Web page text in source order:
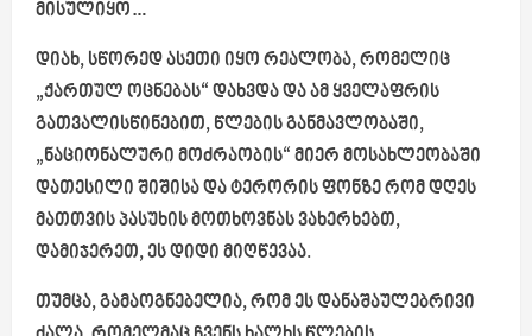
მისულიყო…
დიახ, სწორედ ასეთი იყო რეალობა, რომელიც
„ქართულ ოცნებას“ დახვდა და ამ ყველაფრის
გათვალისწინებით, წლების განმავლობაში,
„ნაციონალური მოძრაობის“ მიერ მოსახლეობაში
დათესილი შიშისა და ტერორის ფონზე რომ დღეს
მათთვის პასუხის მოთხოვნას ვახერხებთ,
დამიჯერეთ, ეს დიდი მიღწევაა.
თუმცა, გამაოგნებელია, რომ ეს დანაშაულებრივი